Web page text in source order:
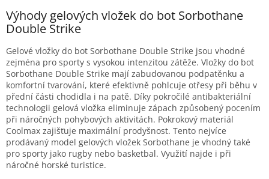
Výhody gelových vložek do bot Sorbothane
Double Strike
Gelové vložky do bot Sorbothane Double Strike jsou vhodné
zejména pro sporty s vysokou intenzitou zátěže. Vložky do bot
Sorbothane Double Strike mají zabudovanou podpatěnku a
komfortní tvarování, které efektivně pohlcuje otřesy při běhu v
přední části chodidla i na patě. Díky pokročilé antibakteriální
technologii gelová vložka eliminuje zápach způsobený pocením
při náročných pohybových aktivitách. Pokrokový materiál
Coolmax zajišťuje maximální prodyšnost. Tento nejvíce
prodávaný model gelových vložek Sorbothane je vhodný také
pro sporty jako rugby nebo basketbal. Využití najde i při
náročné horské turistice.